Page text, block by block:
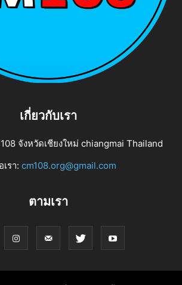
เกี่ยวกับเรา
จังหวัดเชียงใหม่ chiangmai Thailand
รา: cm108.org@gmail.com
ตามเรา